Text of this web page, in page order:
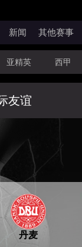
新闻 其他赛事
亚精英 西甲
世亚预 中甲
CBA
友谊
丹麦